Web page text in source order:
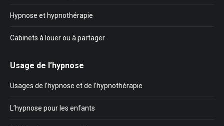
Hypnose et hypnothérapie
Cabinets à louer ou à partager
Usage de l’hypnose
Usages de l’hypnose et de l’hypnothérapie
L’hypnose pour les enfants